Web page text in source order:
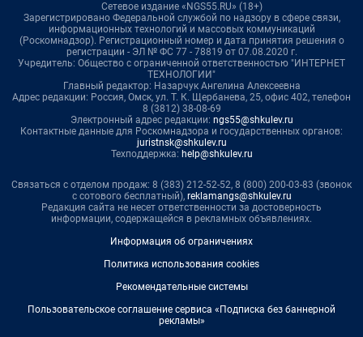
Сетевое издание «NGS55.RU» (18+)
Зарегистрировано Федеральной службой по надзору в сфере связи,
информационных технологий и массовых коммуникаций
(Роскомнадзор). Регистрационный номер и дата принятия решения о
регистрации - ЭЛ № ФС 77 - 78819 от 07.08.2020 г.
Учредитель: Общество с ограниченной ответственностью "ИНТЕРНЕТ
ТЕХНОЛОГИИ"
Главный редактор: Назарчук Ангелина Алексеевна
Адрес редакции: Россия, Омск, ул. Т. К. Щербанева, 25, офис 402, телефон
8 (3812) 38-08-69
Электронный адрес редакции: ngs55@shkulev.ru
Контактные данные для Роскомнадзора и государственных органов:
juristnsk@shkulev.ru
Техподдержка: help@shkulev.ru
Связаться с отделом продаж: 8 (383) 212-52-52, 8 (800) 200-03-83 (звонок
с сотового бесплатный), reklamangs@shkulev.ru
Редакция сайта не несет ответственности за достоверность
информации, содержащейся в рекламных объявлениях.
Информация об ограничениях
Политика использования cookies
Рекомендательные системы
Пользовательское соглашение сервиса «Подписка без баннерной
рекламы»